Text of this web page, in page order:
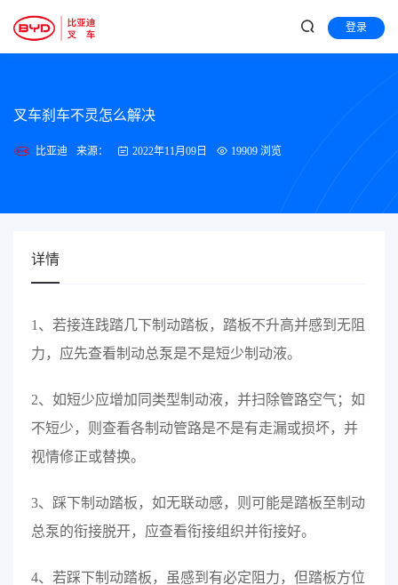
登录
叉车刹车不灵怎么解决
比亚迪 来源： 2022年11月09日 19909 浏览
详情
1、若接连践踏几下制动踏板，踏板不升高并感到无阻
力，应先查看制动总泵是不是短少制动液。
2、如短少应增加同类型制动液，并扫除管路空气；如
不短少，则查看各制动管路是不是有走漏或损坏，并
视情修正或替换。
3、踩下制动踏板，如无联动感，则可能是踏板至制动
总泵的衔接脱开，应查看衔接组织并衔接好。
4、若踩下制动踏板，虽感到有必定阻力，但踏板方位